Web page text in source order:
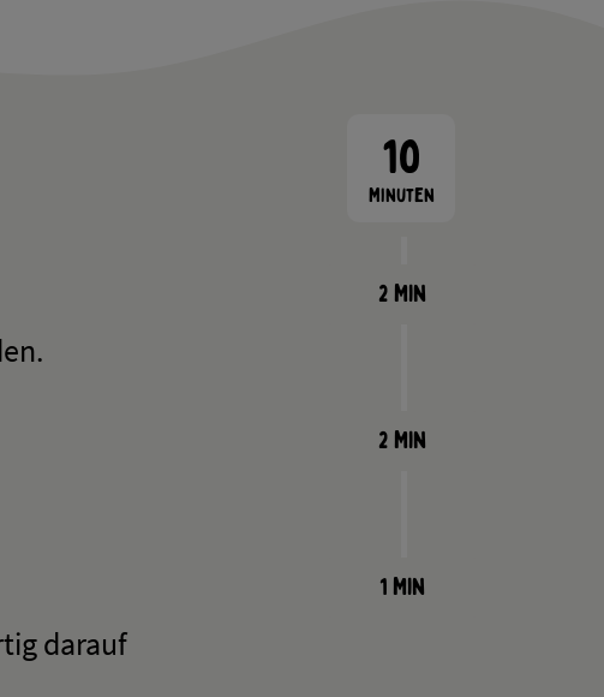
10
Minuten
2 Min
2 Min
1 Min
darauf